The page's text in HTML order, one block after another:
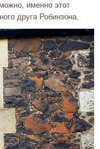
именно этот
друга Робинзона.